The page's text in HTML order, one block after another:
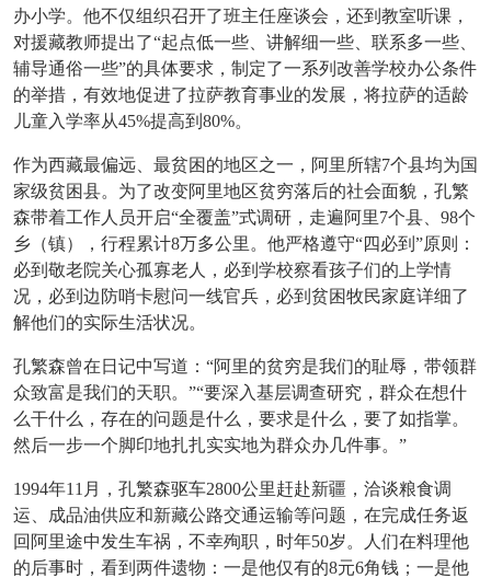
办小学。他不仅组织召开了班主任座谈会，还到教室听课，
对援藏教师提出了“起点低一些、讲解细一些、联系多一些、
辅导通俗一些”的具体要求，制定了一系列改善学校办公条件
的举措，有效地促进了拉萨教育事业的发展，将拉萨的适龄
儿童入学率从45%提高到80%。
作为西藏最偏远、最贫困的地区之一，阿里所辖7个县均为国
家级贫困县。为了改变阿里地区贫穷落后的社会面貌，孔繁
森带着工作人员开启“全覆盖”式调研，走遍阿里7个县、98个
乡（镇），行程累计8万多公里。他严格遵守“四必到”原则：
必到敬老院关心孤寡老人，必到学校察看孩子们的上学情
况，必到边防哨卡慰问一线官兵，必到贫困牧民家庭详细了
解他们的实际生活状况。
孔繁森曾在日记中写道： “阿里的贫穷是我们的耻辱，带领群
众致富是我们的天职。”“要深入基层调查研究，群众在想什
么干什么，存在的问题是什么，要求是什么，要了如指掌。
然后一步一个脚印地扎扎实实地为群众办几件事。”
1994年11月，孔繁森驱车2800公里赶赴新疆，洽谈粮食调
运、成品油供应和新藏公路交通运输等问题，在完成任务返
回阿里途中发生车祸，不幸殉职，时年50岁。人们在料理他
的后事时，看到两件遗物：一是他仅有的8元6角钱；一是他